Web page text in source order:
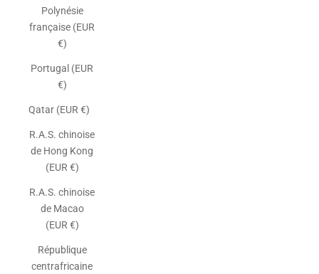
Polynésie
française (EUR
€)
Portugal (EUR
€)
Qatar (EUR €)
R.A.S. chinoise
de Hong Kong
(EUR €)
R.A.S. chinoise
de Macao
(EUR €)
République
centrafricaine